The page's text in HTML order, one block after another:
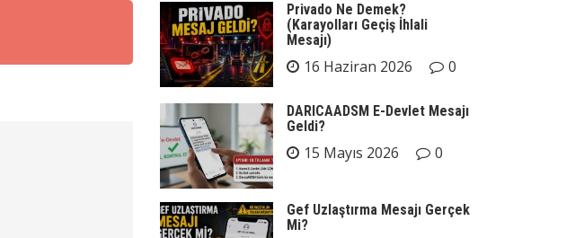
Privado Ne Demek?
(Karayolları Geçiş İhlali
Mesajı)
16 Haziran 2026 0
DARICAADSM E-Devlet Mesajı
Geldi?
15 Mayıs 2026 0
Gef Uzlaştırma Mesajı Gerçek
Mi?